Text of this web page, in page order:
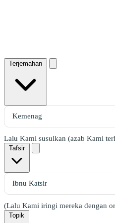
Terjemahan
Lalu Kami susulkan (azab Kami
Tafsir
(Lalu Kami iringi mereka dengan
Topik